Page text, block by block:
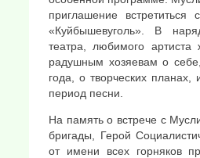
приглашение встретиться
«Куйбышевуголь». В
театра, любимого артиста
радушным хозяевам о
года, о творческих
период песни.
На память о встрече с
бригады, Герой
от имени всех горняков